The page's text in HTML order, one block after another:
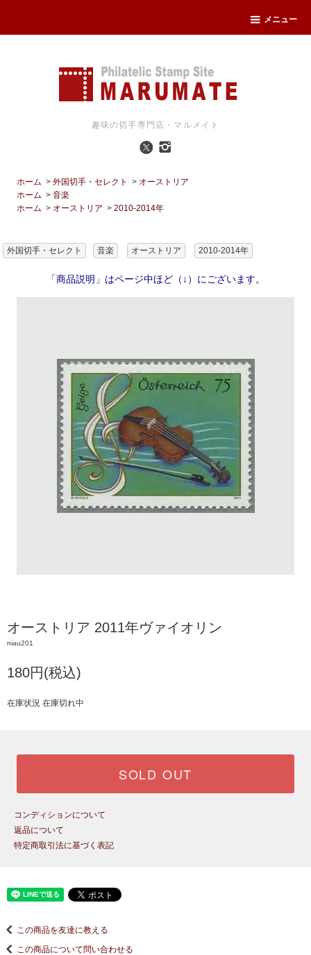
メニュー
趣味の切手専門店・マルメイト
ホーム >外国切手・セレクト > オーストリア
ホーム >音楽
ホーム > オーストリア >2010-2014年
外国切手・セレクト 音楽 オーストリア 2010-2014年
「商品説明」はページ中ほど（↓）にございます。
オーストリア 2011年ヴァイオリン
niau201
180円(税込)
在庫状況 在庫切れ中
SOLD OUT
コンディションについて
返品について
特定商取引法に基づく表記
この商品を友達に教える
この商品について問い合わせる